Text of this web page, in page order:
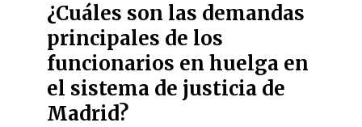
¿Cuáles son las demandas
principales de los
funcionarios en huelga en
el sistema de justicia de
Madrid?